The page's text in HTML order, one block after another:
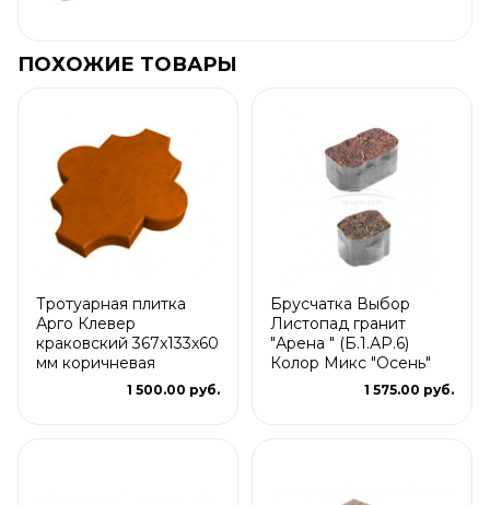
ПОХОЖИЕ ТОВАРЫ
Тротуарная плитка
Арго Клевер
краковский 367x133x60
мм коричневая
1 500.00 руб.
Брусчатка Выбор
Листопад гранит
"Арена " (Б.1.АР.6)
Колор Микс "Осень"
1 575.00 руб.